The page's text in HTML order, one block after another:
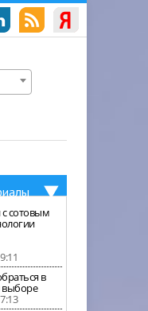
сотовым
в
выборе